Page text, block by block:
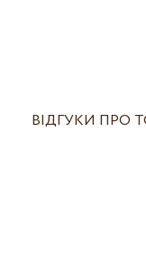
ВІДГУКИ ПРО